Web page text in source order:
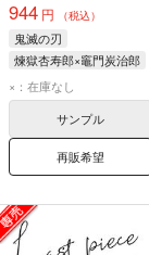
944 円 （税込）
鬼滅の刃
煉獄杏寿郎×竈門炭治郎
竈門炭治郎
煉獄杏寿郎
×：在庫なし
サンプル
再販希望